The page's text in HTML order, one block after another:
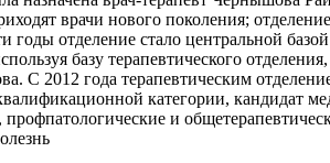
врачи нового поколения;
отделение стало центральной
базу терапевтического
С 2012 года терапевтическим
категории, кандидат
профпатологические и